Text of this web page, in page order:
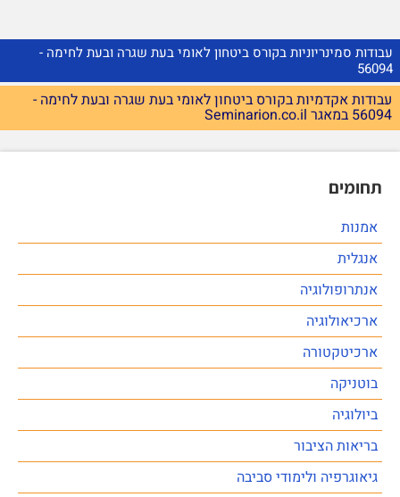
עבודות סמינריוניות בקורס ביטחון לאומי בעת שגרה ובעת לחימה -
56094
עבודות אקדמיות בקורס ביטחון לאומי בעת שגרה ובעת לחימה -
56094 במאגר Seminarion.co.il
תחומים
אמנות
אנגלית
אנתרופולוגיה
ארכיאולוגיה
ארכיטקטורה
בוטניקה
ביולוגיה
בריאות הציבור
גיאוגרפיה ולימודי סביבה